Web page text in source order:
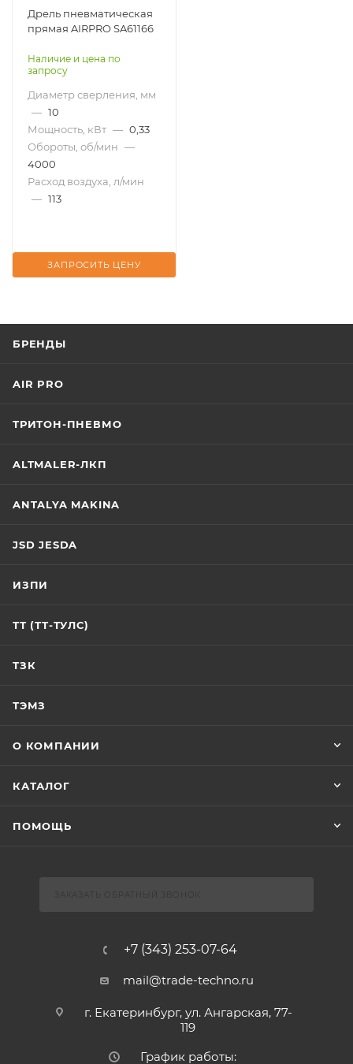
Дрель пневматическая
прямая AIRPRO SA61166
Наличие и цена по
запросу
Диаметр сверления, мм
— 10
Мощность, кВт — 0,33
Обороты, об/мин —
4000
Расход воздуха, л/мин
— 113
ЗАПРОСИТЬ ЦЕНУ
БРЕНДЫ
AIR PRO
ТРИТОН-ПНЕВМО
ALTMALER-ЛКП
ANTALYA MAKINA
JSD JESDA
ИЗПИ
ТТ (ТТ-ТУЛС)
ТЗК
ТЭМЗ
О КОМПАНИИ
КАТАЛОГ
ПОМОЩЬ
+7 (343) 253-07-64
mail@trade-techno.ru
г. Екатеринбург, ул. Ангарская, 77-
119
График работы: